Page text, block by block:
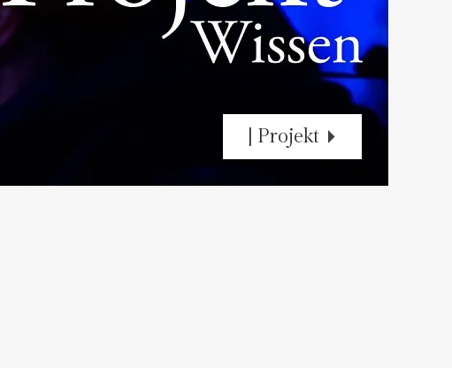
| Projekt
| Erleben